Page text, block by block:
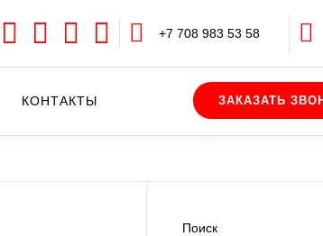
+7 708 983 53 58
КОНТАКТЫ
Поиск